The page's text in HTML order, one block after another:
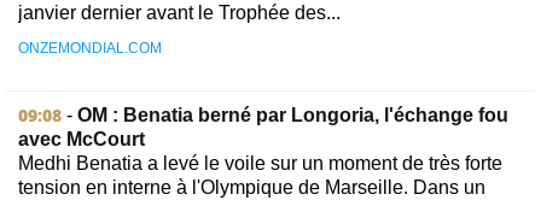
janvier dernier avant le Trophée des...
ONZEMONDIAL.COM
09:08 - OM : Benatia berné par Longoria, l'échange fou
avec McCourt
Medhi Benatia a levé le voile sur un moment de très forte
tension en interne à l'Olympique de Marseille. Dans un